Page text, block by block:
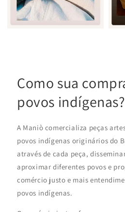
Como sua
povos indígenas?
A Maniò comercializa peças
povos indígenas originários do
através de cada peça,
aproximar diferentes povos e
comércio justo e mais
povos indígenas.